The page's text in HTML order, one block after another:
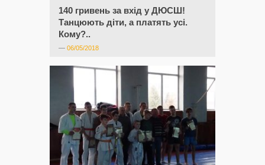
140 гривень за вхід у ДЮСШ!
Танцюють діти, а платять усі.
Кому?..
— 06/05/2018